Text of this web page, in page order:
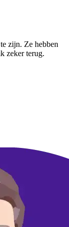
zijn. Ze hebben
zeker terug.